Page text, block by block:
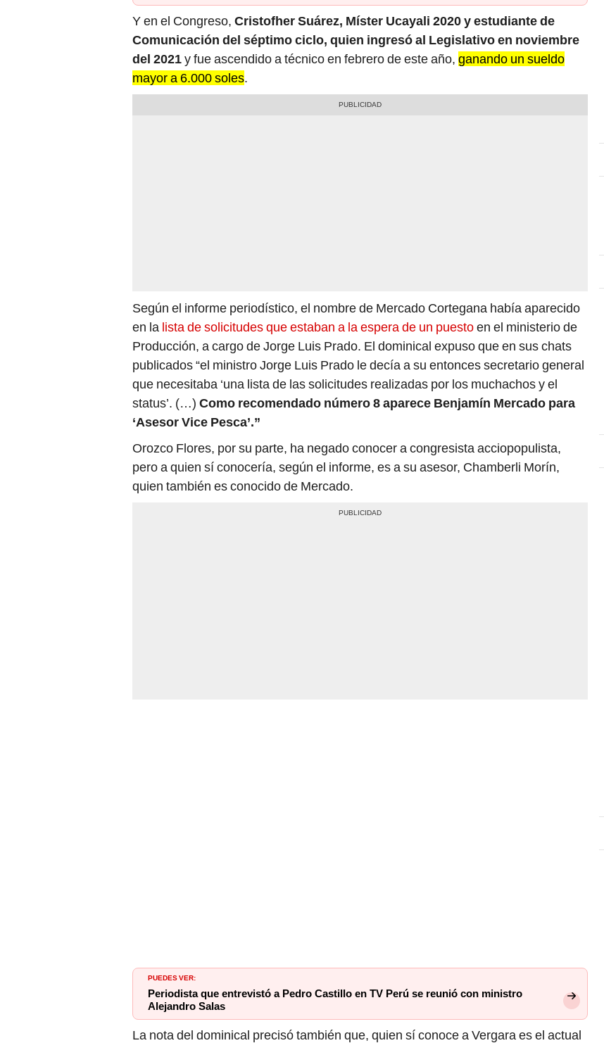
Y en el Congreso, Cristofher Suárez, Míster Ucayali 2020 y estudiante de
Comunicación del séptimo ciclo, quien ingresó al Legislativo en noviembre
del 2021y fue ascendido a técnico en febrero de este año, ganando un sueldo
mayor a 6.000 soles.
Según el informe periodístico, el nombre de Mercado Cortegana había aparecido
en la lista de solicitudes que estaban a la espera de un puestoen el ministerio de
Producción, a cargo de Jorge Luis Prado. El dominical expuso que en sus chats
publicados “el ministro Jorge Luis Prado le decía a su entonces secretario general
que necesitaba ‘una lista de las solicitudes realizadas por los muchachos y el
status’. (…) Como recomendado número 8 aparece Benjamín Mercado para
‘Asesor Vice Pesca’.”
Orozco Flores, por su parte, ha negado conocer a congresista acciopopulista,
pero a quien sí conocería, según el informe, es a su asesor, Chamberli Morín,
quien también es conocido de Mercado.
PUEDES VER:
Periodista que entrevistó a Pedro Castillo en TV Perú se reunió con ministro
Alejandro Salas
La nota del dominical precisó también que, quien sí conoce a Vergara es el actual